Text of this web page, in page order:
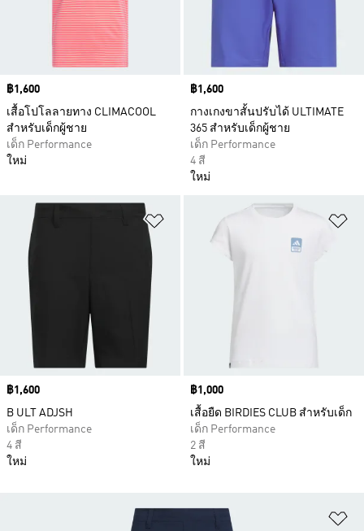
Price
฿1,600
เสื้อโปโลลายทาง CLIMACOOL
สำหรับเด็กผู้ชาย
เด็ก Performance
ใหม่
Price
฿1,600
กางเกงขาสั้นปรับได้ ULTIMATE
365 สำหรับเด็กผู้ชาย
เด็ก Performance
4 สี
ใหม่
เพิ่มไปยังรายการสินค้าโปรด
Price
฿1,600
B ULT ADJSH
เด็ก Performance
4 สี
ใหม่
Price
฿1,000
เสื้อยืด BIRDIES CLUB สำหรับเด็ก
เด็ก Performance
2 สี
ใหม่